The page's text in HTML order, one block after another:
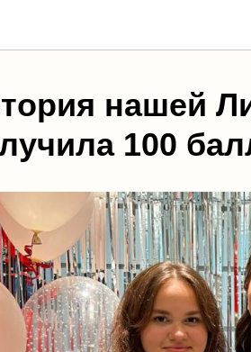
нашей
100